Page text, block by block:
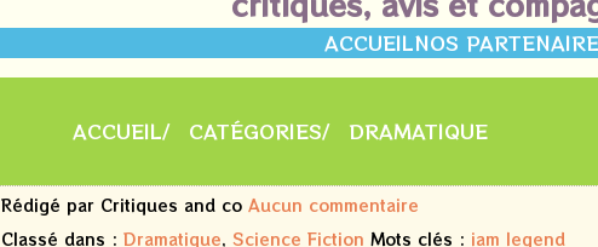
ACCUEILNOS
ACCUEIL CATÉGORIES DRAMATIQUE
Rédigé par Critiques and co Aucun commentaire
Classé dans : Dramatique, Science Fiction Mots clés : iam legend